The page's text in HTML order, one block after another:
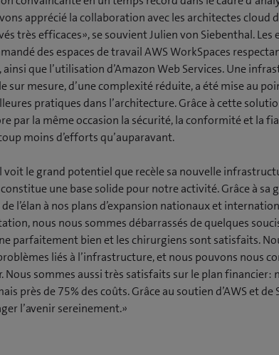
apprécié la collaboration avec les architectes cloud
très efficaces», se souvient Julien von Siebenthal. Les
des espaces de travail AWS WorkSpaces
ainsi que l’utilisation d’Amazon Web Services. Une
mesure, d’une complexité réduite, a été mise au
pratiques dans l’architecture. Grâce à cette
par la même occasion la sécurité, la conformité et la
moins d’efforts qu’auparavant.
voit le grand potentiel que recèle sa nouvelle
une base solide pour notre activité. Grâce à sa
l’élan à nos plans d’expansion nationaux et
nous nous sommes débarrassés de quelques
parfaitement bien et les chirurgiens sont satisfaits.
liés à l’infrastructure, et nous pouvons nous
sommes aussi très satisfaits sur le plan financier:
près de 75% des coûts. Grâce au soutien d’AWS et de
l’avenir sereinement.»